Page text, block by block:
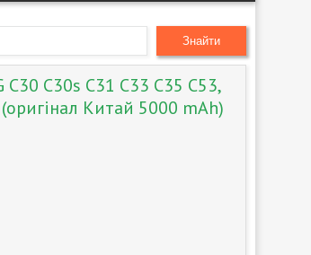
Знайти
C30s C31 C33 C35 C53,
Китай 5000 mAh)